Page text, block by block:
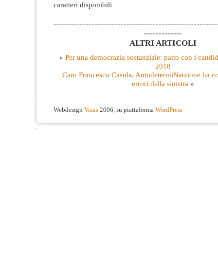
caratteri disponibili
-------------
ALTRI ARTICOLI
« Per una democrazia sostanziale: patto con i
2018
Caro Francesco Casula, AutodetermiNatzione ha
errori della sinistra »
Webdesign Visus 2006, su piattaforma WordPress